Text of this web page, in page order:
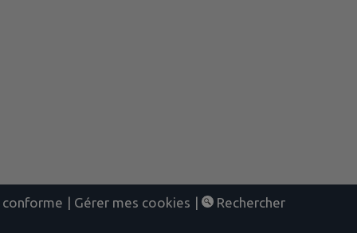
Gérer mes cookies Rechercher